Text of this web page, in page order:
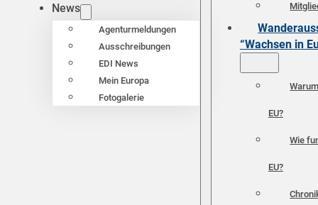
News
Agenturmeldungen
Ausschreibungen
EDI News
Mein Europa
Fotogalerie
“Wachsen in
EU?
Wie
EU?